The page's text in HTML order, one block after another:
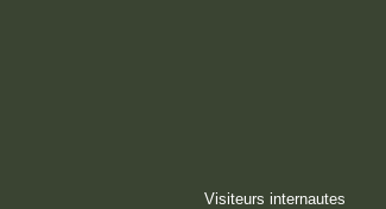
Visiteurs internautes